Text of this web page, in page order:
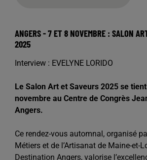
ANGERS - 7 ET 8 NOVEMBRE : SALON
2025
Interview : EVELYNE LORIDO
Le Salon Art et Saveurs 2025 se
novembre au Centre de Congrès
Angers.
Ce rendez-vous automnal, organisé
Métiers et de l’Artisanat de Maine-et-
Destination Angers, valorise